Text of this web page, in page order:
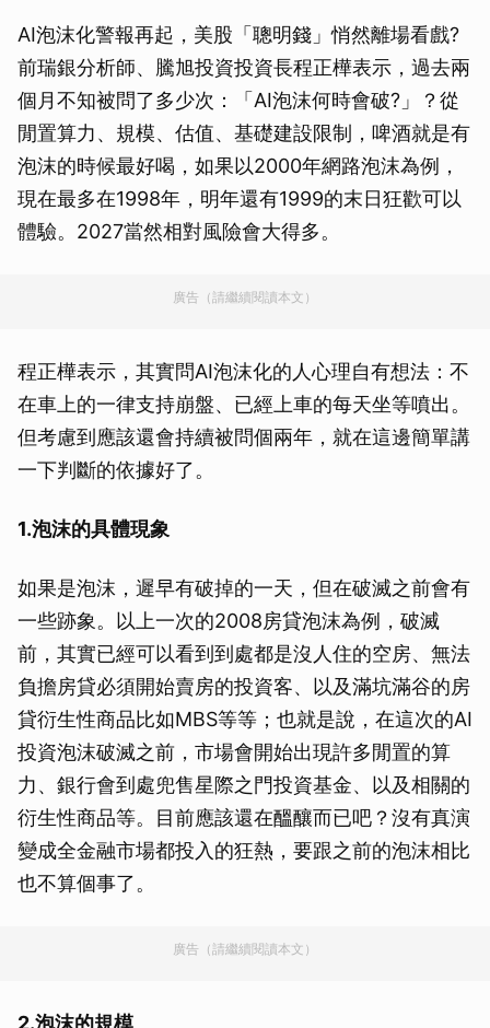
AI泡沫化警報再起，美股「聰明錢」悄然離場看戲?
前瑞銀分析師、騰旭投資投資長程正樺表示，過去兩
個月不知被問了多少次：「AI泡沫何時會破?」？從
閒置算力、規模、估值、基礎建設限制，啤酒就是有
泡沫的時候最好喝，如果以2000年網路泡沫為例，
現在最多在1998年，明年還有1999的末日狂歡可以
體驗。2027當然相對風險會大得多。
廣告（請繼續閱讀本文）
程正樺表示，其實問AI泡沫化的人心理自有想法：不
在車上的一律支持崩盤、已經上車的每天坐等噴出。
但考慮到應該還會持續被問個兩年，就在這邊簡單講
一下判斷的依據好了。
1.泡沫的具體現象
如果是泡沫，遲早有破掉的一天，但在破滅之前會有
一些跡象。以上一次的2008房貸泡沫為例，破滅
前，其實已經可以看到到處都是沒人住的空房、無法
負擔房貸必須開始賣房的投資客、以及滿坑滿谷的房
貸衍生性商品比如MBS等等；也就是說，在這次的AI
投資泡沫破滅之前，市場會開始出現許多閒置的算
力、銀行會到處兜售星際之門投資基金、以及相關的
衍生性商品等。目前應該還在醞釀而已吧？沒有真演
變成全金融市場都投入的狂熱，要跟之前的泡沫相比
也不算個事了。
廣告（請繼續閱讀本文）